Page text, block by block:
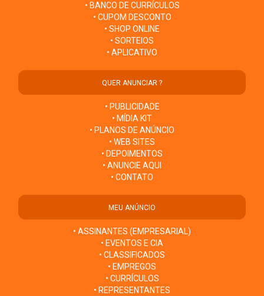
• BANCO DE CURRÍCULOS
• CUPOM DESCONTO
• SHOP ONLINE
• SORTEIOS
• APLICATIVO
QUER ANUNCIAR ?
• PUBLICIDADE
• MÍDIA KIT
• PLANOS DE ANÚNCIO
• WEB SITES
• DEPOIMENTOS
• ANUNCIE AQUI
• CONTATO
MEU ANÚNCIO
• ASSINANTES (EMPRESARIAL)
• EVENTOS E CIA
• CLASSIFICADOS
• EMPREGOS
• CURRÍCULOS
• REPRESENTANTES